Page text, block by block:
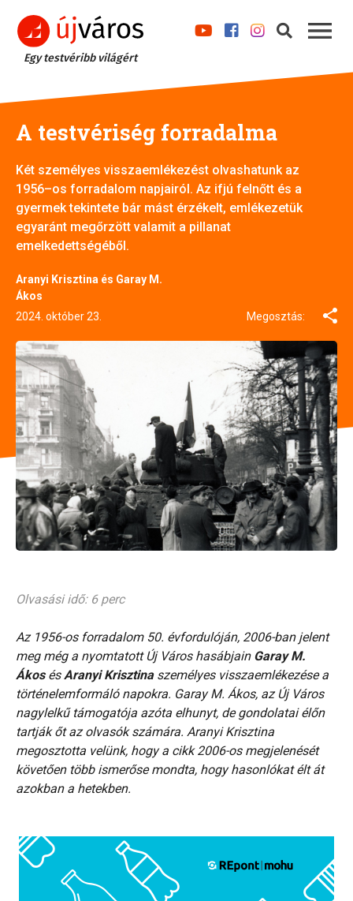
Egy testvéribb világért
A testvériség forradalma
Két személyes visszaemlékezést olvashatunk az
1956–os forradalom napjairól. Az ifjú felnőtt és a
gyermek tekintete bár mást érzékelt, emlékezetük
egyaránt megőrzött valamit a pillanat
emelkedettségéből.
Aranyi Krisztina és Garay M.
Ákos
2024. október 23.
Megosztás:
Olvasási idő: 6 perc
Az 1956-os forradalom 50. évfordulóján, 2006-ban jelent
meg még a nyomtatott Új Város hasábjain Garay M.
ÁkosésAranyi Krisztinaszemélyes visszaemlékezése a
történelemformáló napokra. Garay M. Ákos, az Új Város
nagylelkű támogatója azóta elhunyt, de gondolatai élőn
tartják őt az olvasók számára. Aranyi Krisztina
megosztotta velünk, hogy a cikk 2006-os megjelenését
követően több ismerőse mondta, hogy hasonlókat élt át
azokban a hetekben.